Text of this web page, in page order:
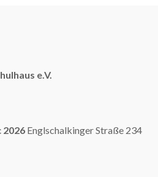
e.V.
2026 Englschalkinger Straße 234